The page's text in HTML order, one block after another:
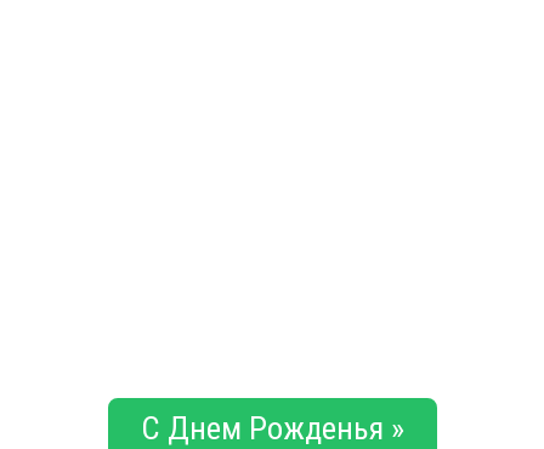
С Днем Рожденья »